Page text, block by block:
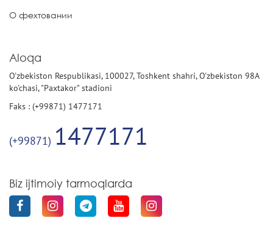
О фехтовании
Aloqa
O'zbekiston Respublikasi, 100027, Toshkent shahri, O'zbekiston 98A
ko'chasi, "Paxtakor" stadioni
Faks : (+99871) 1477171
(+99871) 1477171
Biz ijtimoiy tarmoqlarda